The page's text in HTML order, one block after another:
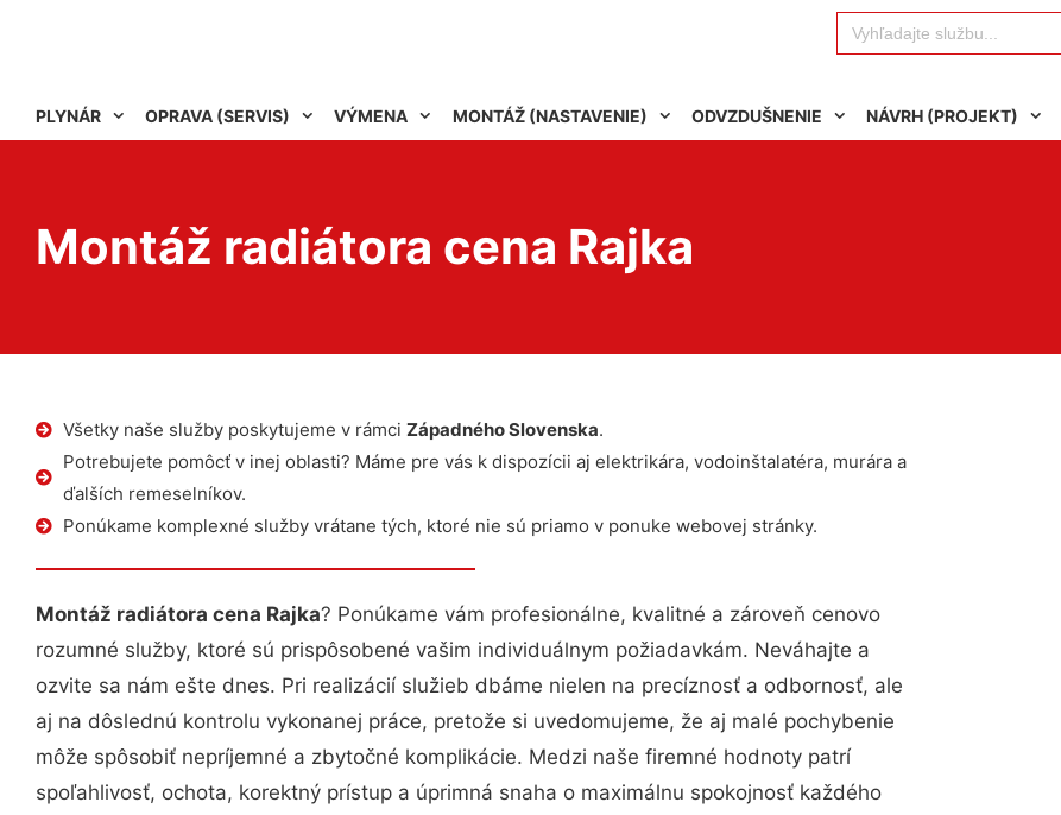
Search
for:
PLYNÁR OPRAVA (SERVIS) VÝMENA MONTÁŽ (NASTAVENIE) ODVZDUŠNENIE NÁVRH (PROJEKT)
Montáž radiátora cena Rajka
Všetky naše služby poskytujeme v rámci Západného Slovenska.
Potrebujete pomôcť v inej oblasti? Máme pre vás k dispozícii aj elektrikára, vodoinštalatéra, murára a
ďalších remeselníkov.
Ponúkame komplexné služby vrátane tých, ktoré nie sú priamo v ponuke webovej stránky.
Montáž radiátora cena Rajka? Ponúkame vám profesionálne, kvalitné a zároveň cenovo
rozumné služby, ktoré sú prispôsobené vašim individuálnym požiadavkám. Neváhajte a
ozvite sa nám ešte dnes. Pri realizácií služieb dbáme nielen na precíznosť a odbornosť, ale
aj na dôslednú kontrolu vykonanej práce, pretože si uvedomujeme, že aj malé pochybenie
môže spôsobiť nepríjemné a zbytočné komplikácie. Medzi naše firemné hodnoty patrí
spoľahlivosť, ochota, korektný prístup a úprimná snaha o maximálnu spokojnosť každého